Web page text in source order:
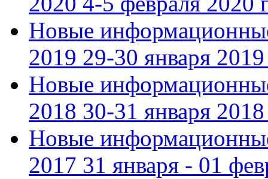
Новые
2019 29-30 января 2019
Новые
2018 30-31 января 2018
Новые
2017 31 января - 01